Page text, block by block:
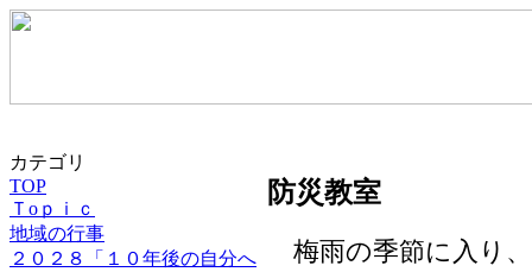
カテゴリ
TOP
Ｔoｐｉｃ
地域の行事
２０２８「１０年後の自分へ
防災教室
梅雨の季節に入り